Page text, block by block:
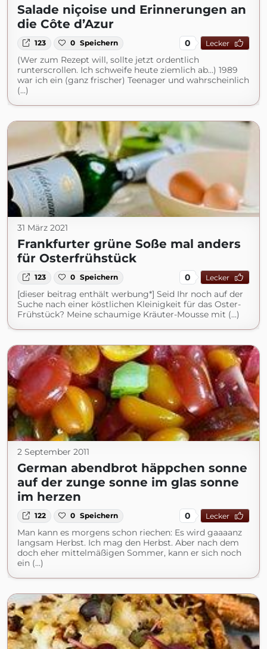
Salade niçoise und Erinnerungen an
die Côte d’Azur
123 0 Speichern 0 Lecker
(Wer zum Rezept will, sollte jetzt ordentlich
runterscrollen. Ich schweife heute ziemlich ab…) 1989
war ich ein (ganz frischer) Teenager und wahrscheinlich
(...)
31 März 2021
Frankfurter grüne Soße mal anders
für Osterfrühstück
123 0 Speichern 0 Lecker
[dieser beitrag enthält werbung*] Seid Ihr noch auf der
Suche nach einer köstlichen Kleinigkeit für das Oster-
Frühstück? Meine schaumige Kräuter-Mousse mit (...)
2 September 2011
German abendbrot häppchen sonne
auf der zunge sonne im glas sonne
im herzen
122 0 Speichern 0 Lecker
Man kann es morgens schon riechen: Es wird gaaaanz
langsam Herbst. Ich mag den Herbst. Aber nach dem
doch eher mittelmäßigen Sommer, kann er sich noch
ein (...)